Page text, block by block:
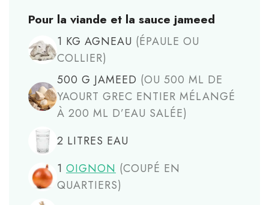
Pour la viande et la sauce jameed
1 KG AGNEAU (ÉPAULE OU
COLLIER)
500 G JAMEED (OU 500 ML DE
YAOURT GREC ENTIER MÉLANGÉ
À 200 ML D’EAU SALÉE)
2 LITRES EAU
1 OIGNON (COUPÉ EN
QUARTIERS)